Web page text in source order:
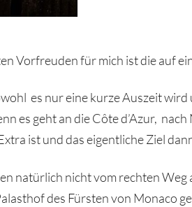
Vorfreuden für mich ist die auf
es nur eine kurze Auszeit wird
es geht an die Côte d’Azur, nach
ist und das eigentliche Ziel
natürlich nicht vom rechten
des Fürsten von Monaco